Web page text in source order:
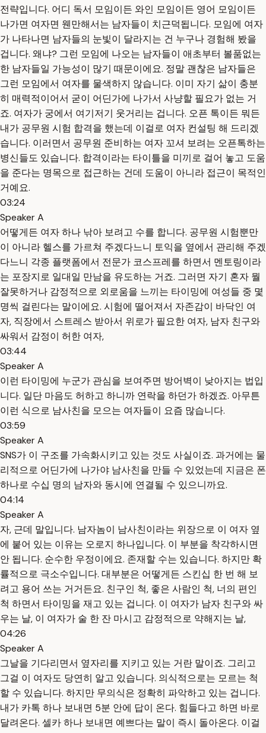
전략입니다. 어디 독서 모임이든 와인 모임이든 영어 모임이든
나가면 여자면 웬만해서는 남자들이 치근덕됩니다. 모임에 여자
가 나타나면 남자들의 눈빛이 달라지는 건 누구나 경험해 봤을
겁니다. 왜냐? 그런 모임에 나오는 남자들이 애초부터 볼품없는
한 남자들일 가능성이 많기 때문이에요. 정말 괜찮은 남자들은
그런 모임에서 여자를 물색하지 않습니다. 이미 자기 삶이 충분
히 매력적이어서 굳이 어딘가에 나가서 사냥할 필요가 없는 거
죠. 여자가 궁에서 여기저기 웃거리는 겁니다. 오픈 톡이든 뭐든
내가 공무원 시험 합격을 했는데 이걸로 여자 컨설팅 해 드리겠
습니다. 이러면서 공무원 준비하는 여자 꼬셔 보려는 오픈톡하는
병신들도 있습니다. 합격이라는 타이틀을 미끼로 걸어 놓고 도움
을 준다는 명목으로 접근하는 건데 도움이 아니라 접근이 목적인
거예요.
03:24
Speaker A
어떻게든 여자 하나 낚아 보려고 수를 합니다. 공무원 시험뿐만
이 아니라 헬스를 가르쳐 주겠다느니 토익을 옆에서 관리해 주겠
다느니 각종 플랫폼에서 전문가 코스프레를 하면서 멘토링이라
는 포장지로 일대일 만남을 유도하는 거죠. 그러면 자기 혼자 뭘
잘못하거나 감정적으로 외로움을 느끼는 타이밍에 여성들 중 몇
명씩 걸린다는 말이에요. 시험에 떨어져서 자존감이 바닥인 여
자, 직장에서 스트레스 받아서 위로가 필요한 여자, 남자 친구와
싸워서 감정이 허한 여자,
03:44
Speaker A
이런 타이밍에 누군가 관심을 보여주면 방어벽이 낮아지는 법입
니다. 일단 마음도 허하고 하니까 연락을 하던가 하겠죠. 아무튼
이런 식으로 남사친을 모으는 여자들이 요즘 많습니다.
03:59
Speaker A
SNS가 이 구조를 가속화시키고 있는 것도 사실이죠. 과거에는 물
리적으로 어딘가에 나가야 남사친을 만들 수 있었는데 지금은 폰
하나로 수십 명의 남자와 동시에 연결될 수 있으니까요.
04:14
Speaker A
자, 근데 말입니다. 남자놈이 남사친이라는 위장으로 이 여자 옆
에 붙어 있는 이유는 오로지 하나입니다. 이 부분을 착각하시면
안 됩니다. 순수한 우정이에요. 존재할 수는 있습니다. 하지만 확
률적으로 극소수입니다. 대부분은 어떻게든 스킨십 한 번 해 보
려고 용어 쓰는 거거든요. 친구인 척, 좋은 사람인 척, 너의 편인
척 하면서 타이밍을 재고 있는 겁니다. 이 여자가 남자 친구와 싸
우는 날, 이 여자가 술 한 잔 마시고 감정적으로 약해지는 날,
04:26
Speaker A
그날을 기다리면서 옆자리를 지키고 있는 거란 말이죠. 그리고
그걸 이 여자도 당연히 알고 있습니다. 의식적으로는 모르는 척
할 수 있습니다. 하지만 무의식은 정확히 파악하고 있는 겁니다.
내가 카톡 하나 보내면 5분 안에 답이 온다. 힘들다고 하면 바로
달려온다. 셀카 하나 보내면 예쁘다는 말이 즉시 돌아온다. 이걸